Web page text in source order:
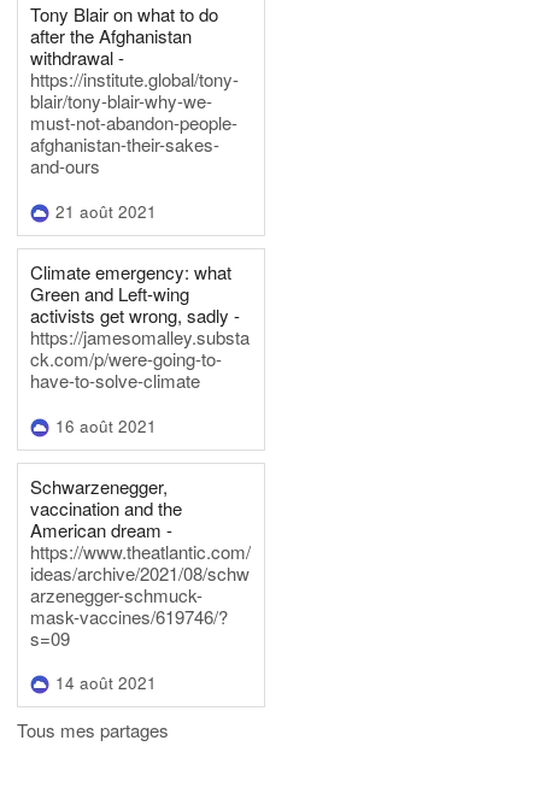
Tony Blair on what to do
after the Afghanistan
withdrawal -
https://institute.global/tony-
blair/tony-blair-why-we-
must-not-abandon-people-
afghanistan-their-sakes-
and-ours
21 août 2021
Climate emergency: what
Green and Left-wing
activists get wrong, sadly -
https://jamesomalley.substa
ck.com/p/were-going-to-
have-to-solve-climate
16 août 2021
Schwarzenegger,
vaccination and the
American dream -
https://www.theatlantic.com/
ideas/archive/2021/08/schw
arzenegger-schmuck-
mask-vaccines/619746/?
s=09
14 août 2021
Tous mes partages